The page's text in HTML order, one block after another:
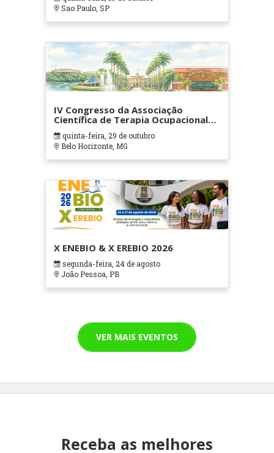
Sao Paulo, SP
IV Congresso da Associação
Científica de Terapia Ocupacional
em Contextos Hospitalares e
Cuidados Paliativos - ATOHOSP
quinta-feira, 29 de outubro
Belo Horizonte, MG
X ENEBIO & X EREBIO 2026
segunda-feira, 24 de agosto
João Pessoa, PB
VER MAIS EVENTOS
Receba as melhores